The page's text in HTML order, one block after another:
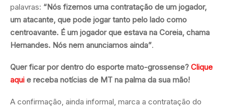
palavras: “Nós fizemos uma contratação de um jogador,
um atacante, que pode jogar tanto pelo lado como
centroavante. É um jogador que estava na Coreia, chama
Hernandes. Nós nem anunciamos ainda”.
Quer ficar por dentro do esporte mato-grossense? Clique
aqui e receba notícias de MT na palma da sua mão!
A confirmação, ainda informal, marca a contratação do